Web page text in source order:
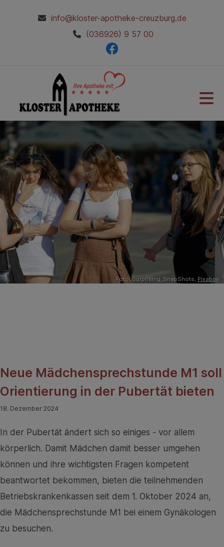
info@kloster-apotheke-creuzburg.de
(036926) 9 57 00
Foto: Surprising_SnapShots, Pixabay
Neue Mädchensprechstunde M1 soll
Orientierung in der Pubertät bieten
18. Dezember 2024
In der Pubertät ändert sich so einiges - vor allem
körperlich. Damit Mädchen damit besser umgehen
können und ihre wichtigsten Fragen kompetent
beantwortet bekommen, bieten die teilnehmenden
Betriebskrankenkassen seit dem 1. Oktober 2024 an,
die Mädchensprechstunde M1 bei einem Gynäkologen
zu besuchen.